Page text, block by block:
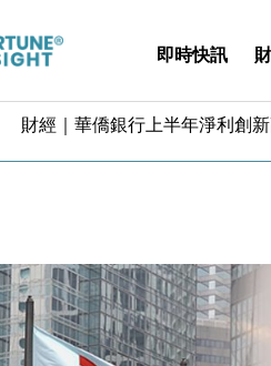
即時快訊
財經｜華僑銀行上半年淨利創
財經｜韓股反覆波動收跌 連挫
財經｜內地7月美元計價出口增
財經｜日本春季三度入市撐日
國際｜特朗普料美伊戰事快結